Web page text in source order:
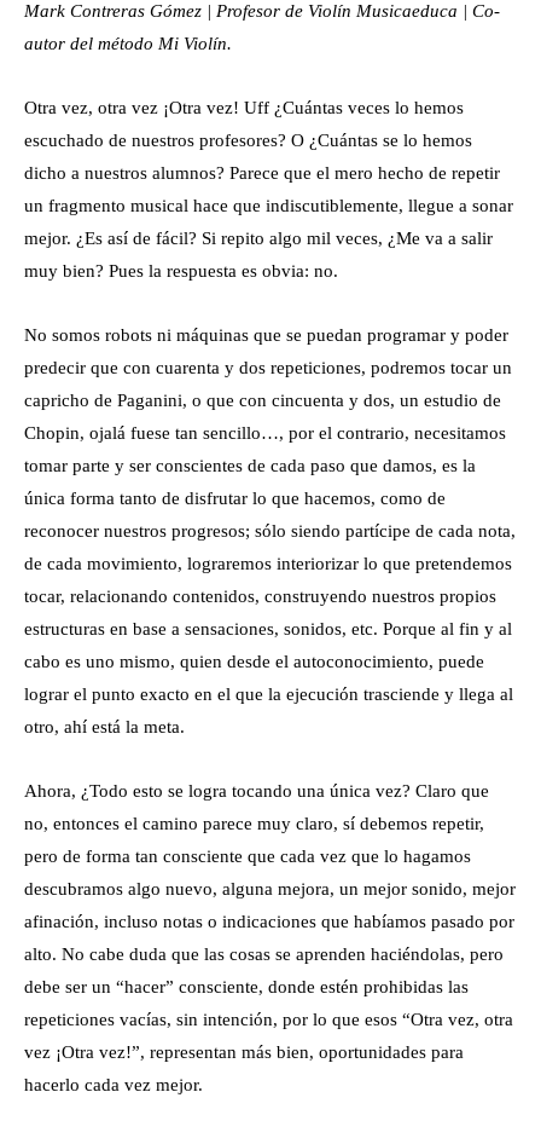
Mark Contreras Gómez | Profesor de Violín Musicaeduca | Co-
autor del método Mi Violín.
Otra vez, otra vez ¡Otra vez! Uff ¿Cuántas veces lo hemos
escuchado de nuestros profesores? O ¿Cuántas se lo hemos
dicho a nuestros alumnos? Parece que el mero hecho de repetir
un fragmento musical hace que indiscutiblemente, llegue a sonar
mejor. ¿Es así de fácil? Si repito algo mil veces, ¿Me va a salir
muy bien? Pues la respuesta es obvia: no.
No somos robots ni máquinas que se puedan programar y poder
predecir que con cuarenta y dos repeticiones, podremos tocar un
capricho de Paganini, o que con cincuenta y dos, un estudio de
Chopin, ojalá fuese tan sencillo…, por el contrario, necesitamos
tomar parte y ser conscientes de cada paso que damos, es la
única forma tanto de disfrutar lo que hacemos, como de
reconocer nuestros progresos; sólo siendo partícipe de cada nota,
de cada movimiento, lograremos interiorizar lo que pretendemos
tocar, relacionando contenidos, construyendo nuestros propios
estructuras en base a sensaciones, sonidos, etc. Porque al fin y al
cabo es uno mismo, quien desde el autoconocimiento, puede
lograr el punto exacto en el que la ejecución trasciende y llega al
otro, ahí está la meta.
Ahora, ¿Todo esto se logra tocando una única vez? Claro que
no, entonces el camino parece muy claro, sí debemos repetir,
pero de forma tan consciente que cada vez que lo hagamos
descubramos algo nuevo, alguna mejora, un mejor sonido, mejor
afinación, incluso notas o indicaciones que habíamos pasado por
alto. No cabe duda que las cosas se aprenden haciéndolas, pero
debe ser un “hacer” consciente, donde estén prohibidas las
repeticiones vacías, sin intención, por lo que esos “Otra vez, otra
vez ¡Otra vez!”, representan más bien, oportunidades para
hacerlo cada vez mejor.